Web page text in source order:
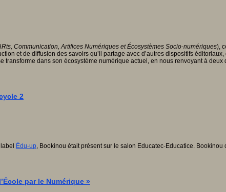
Communication, Artifices Numériques et Écosystèmes Socio-numériques),
et de diffusion des savoirs qu’il partage avec d’autres dispositifs
dans son écosystème numérique actuel, en nous renvoyant à deux
2
Édu-up, Bookinou était présent sur le salon Educatec-Educatice. Bookinou
par le Numérique »